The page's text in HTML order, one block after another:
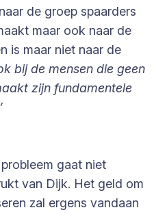
de groep spaarders
maar ook naar de
is maar niet naar de
bij de mensen die geen
zijn fundamentele
gaat niet
van Dijk. Het geld om
zal ergens vandaan